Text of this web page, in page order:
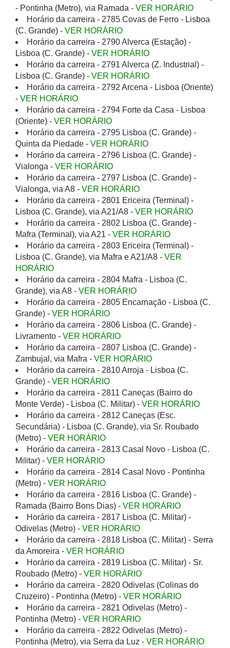
- Pontinha (Metro), via Ramada - VER HORÁRIO
Horário da carreira - 2785 Covas de Ferro - Lisboa
(C. Grande) - VER HORÁRIO
Horário da carreira - 2790 Alverca (Estação) -
Lisboa (C. Grande) - VER HORÁRIO
Horário da carreira - 2791 Alverca (Z. Industrial) -
Lisboa (C. Grande) - VER HORÁRIO
Horário da carreira - 2792 Arcena - Lisboa (Oriente)
- VER HORÁRIO
Horário da carreira - 2794 Forte da Casa - Lisboa
(Oriente) - VER HORÁRIO
Horário da carreira - 2795 Lisboa (C. Grande) -
Quinta da Piedade - VER HORÁRIO
Horário da carreira - 2796 Lisboa (C. Grande) -
Vialonga - VER HORÁRIO
Horário da carreira - 2797 Lisboa (C. Grande) -
Vialonga, via A8 - VER HORÁRIO
Horário da carreira - 2801 Ericeira (Terminal) -
Lisboa (C. Grande), via A21/A8 - VER HORÁRIO
Horário da carreira - 2802 Lisboa (C. Grande) -
Mafra (Terminal), via A21 - VER HORÁRIO
Horário da carreira - 2803 Ericeira (Terminal) -
Lisboa (C. Grande), via Mafra e A21/A8 - VER
HORÁRIO
Horário da carreira - 2804 Mafra - Lisboa (C.
Grande), via A8 - VER HORÁRIO
Horário da carreira - 2805 Encarnação - Lisboa (C.
Grande) - VER HORÁRIO
Horário da carreira - 2806 Lisboa (C. Grande) -
Livramento - VER HORÁRIO
Horário da carreira - 2807 Lisboa (C. Grande) -
Zambujal, via Mafra - VER HORÁRIO
Horário da carreira - 2810 Arroja - Lisboa (C.
Grande) - VER HORÁRIO
Horário da carreira - 2811 Caneças (Bairro do
Monte Verde) - Lisboa (C. Militar) - VER HORÁRIO
Horário da carreira - 2812 Caneças (Esc.
Secundária) - Lisboa (C. Grande), via Sr. Roubado
(Metro) - VER HORÁRIO
Horário da carreira - 2813 Casal Novo - Lisboa (C.
Militar) - VER HORÁRIO
Horário da carreira - 2814 Casal Novo - Pontinha
(Metro) - VER HORÁRIO
Horário da carreira - 2816 Lisboa (C. Grande) -
Ramada (Bairro Bons Dias) - VER HORÁRIO
Horário da carreira - 2817 Lisboa (C. Militar) -
Odivelas (Metro) - VER HORÁRIO
Horário da carreira - 2818 Lisboa (C. Militar) - Serra
da Amoreira - VER HORÁRIO
Horário da carreira - 2819 Lisboa (C. Militar) - Sr.
Roubado (Metro) - VER HORÁRIO
Horário da carreira - 2820 Odivelas (Colinas do
Cruzeiro) - Pontinha (Metro) - VER HORÁRIO
Horário da carreira - 2821 Odivelas (Metro) -
Pontinha (Metro) - VER HORÁRIO
Horário da carreira - 2822 Odivelas (Metro) -
Pontinha (Metro), via Serra da Luz - VER HORÁRIO